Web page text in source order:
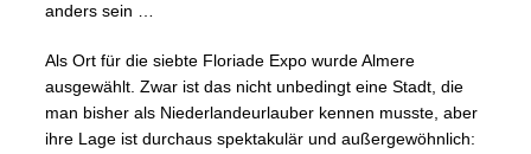
anders sein …
Als Ort für die siebte Floriade Expo wurde Almere
ausgewählt. Zwar ist das nicht unbedingt eine Stadt, die
man bisher als Niederlandeurlauber kennen musste, aber
ihre Lage ist durchaus spektakulär und außergewöhnlich: